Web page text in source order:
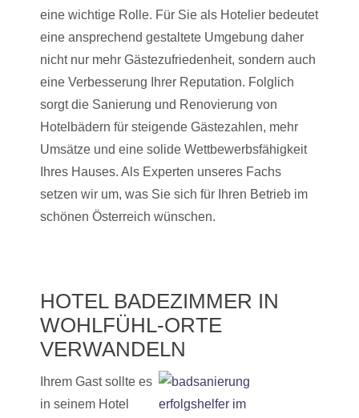
eine wichtige Rolle. Für Sie als Hotelier bedeutet
eine ansprechend gestaltete Umgebung daher
nicht nur mehr Gästezufriedenheit, sondern auch
eine Verbesserung Ihrer Reputation. Folglich
sorgt die Sanierung und Renovierung von
Hotelbädern für steigende Gästezahlen, mehr
Umsätze und eine solide Wettbewerbsfähigkeit
Ihres Hauses. Als Experten unseres Fachs
setzen wir um, was Sie sich für Ihren Betrieb im
schönen Österreich wünschen.
HOTEL BADEZIMMER IN
WOHLFÜHL-ORTE
VERWANDELN
Ihrem Gast sollte es
in seinem Hotel